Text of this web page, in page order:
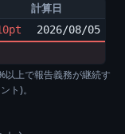
計算日
2026/08/05
以上で報告義務が継続す
ト)。